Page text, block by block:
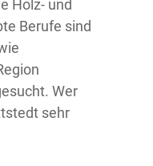
Holz- und
Berufe sind
Wer
sehr